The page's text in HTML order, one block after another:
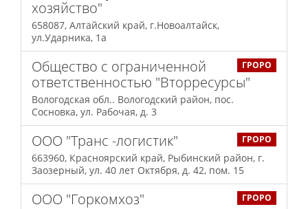
хозяйство"
658087, Алтайский край, г.Новоалтайск,
ул.Ударника, 1а
ГРОРО
Общество с ограниченной
ответственностью "Вторресурсы"
Вологодская обл.. Вологодский район, пос.
Сосновка, ул. Рабочая, д. 3
ГРОРО
ООО "Транс -логистик"
663960, Красноярский край, Рыбинский район, г.
Заозерный, ул. 40 лет Октября, д. 42, пом. 15
ГРОРО
ООО "Горкомхоз"